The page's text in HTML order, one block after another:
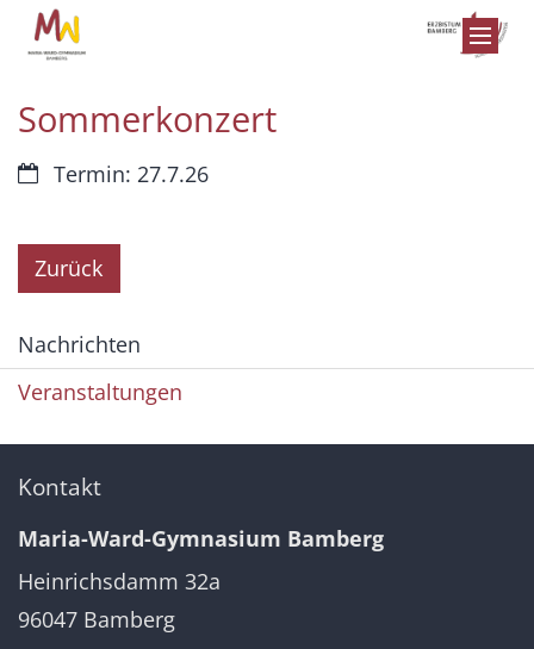
Zum Inhalt springen
Sommerkonzert
Datum:Termin: 27.7.26
Zurück
Nachrichten
Veranstaltungen
Kontakt
Maria-Ward-Gymnasium Bamberg
Heinrichsdamm 32a
96047 Bamberg